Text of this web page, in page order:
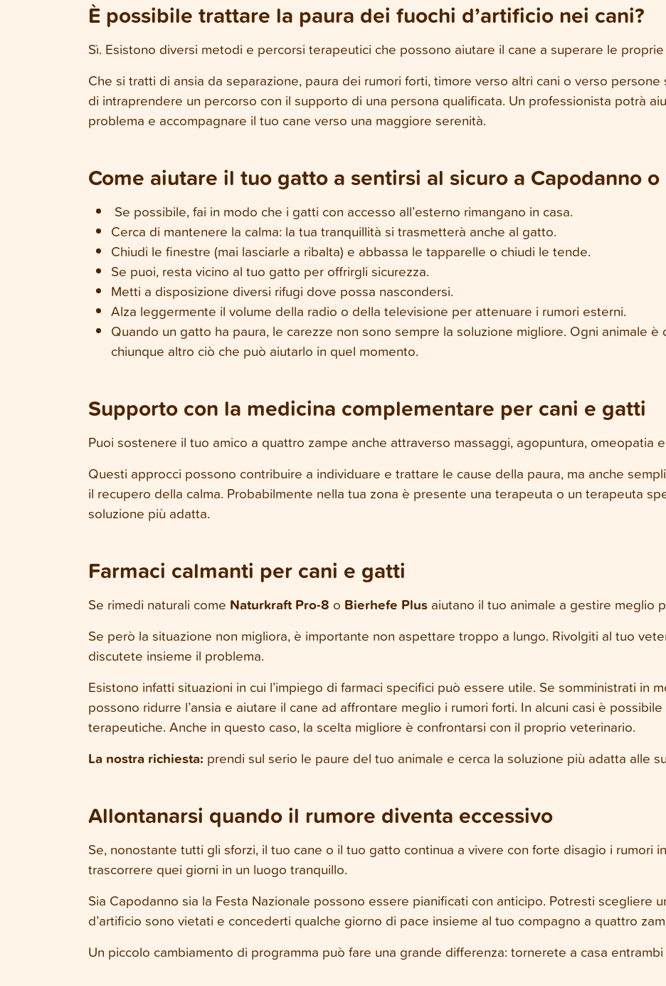
È possibile trattare la paura dei fuochi d’artificio nei cani?
Sì. Esistono diversi metodi e percorsi terapeutici che possono aiutare il cane a superare le
Che si tratti di ansia da separazione, paura dei rumori forti, timore verso altri cani o verso
di intraprendere un percorso con il supporto di una persona qualificata. Un professionista potrà
problema e accompagnare il tuo cane verso una maggiore serenità.
Come aiutare il tuo gatto a sentirsi al sicuro a Capodanno o
Se possibile, fai in modo che i gatti con accesso all’esterno rimangano in casa.
Cerca di mantenere la calma: la tua tranquillità si trasmetterà anche al gatto.
Chiudi le finestre (mai lasciarle a ribalta) e abbassa le tapparelle o chiudi le tende.
Se puoi, resta vicino al tuo gatto per offrirgli sicurezza.
Metti a disposizione diversi rifugi dove possa nascondersi.
Alza leggermente il volume della radio o della televisione per attenuare i rumori esterni.
Quando un gatto ha paura, le carezze non sono sempre la soluzione migliore. Ogni animale
chiunque altro ciò che può aiutarlo in quel momento.
Supporto con la medicina complementare per cani e gatti
Puoi sostenere il tuo amico a quattro zampe anche attraverso massaggi, agopuntura, omeopatia
Questi approcci possono contribuire a individuare e trattare le cause della paura, ma anche
il recupero della calma. Probabilmente nella tua zona è presente una terapeuta o un terapeuta
soluzione più adatta.
Farmaci calmanti per cani e gatti
Se rimedi naturali come Naturkraft Pro-8 o Bierhefe Plus aiutano il tuo animale a gestire meglio
Se però la situazione non migliora, è importante non aspettare troppo a lungo. Rivolgiti al tuo
discutete insieme il problema.
Esistono infatti situazioni in cui l’impiego di farmaci specifici può essere utile. Se somministrati in
possono ridurre l’ansia e aiutare il cane ad affrontare meglio i rumori forti. In alcuni casi è
terapeutiche. Anche in questo caso, la scelta migliore è confrontarsi con il proprio veterinario.
La nostra richiesta: prendi sul serio le paure del tuo animale e cerca la soluzione più adatta alle
Allontanarsi quando il rumore diventa eccessivo
Se, nonostante tutti gli sforzi, il tuo cane o il tuo gatto continua a vivere con forte disagio i rumori
trascorrere quei giorni in un luogo tranquillo.
Sia Capodanno sia la Festa Nazionale possono essere pianificati con anticipo. Potresti scegliere
d’artificio sono vietati e concederti qualche giorno di pace insieme al tuo compagno a quattro
Un piccolo cambiamento di programma può fare una grande differenza: tornerete a casa entrambi